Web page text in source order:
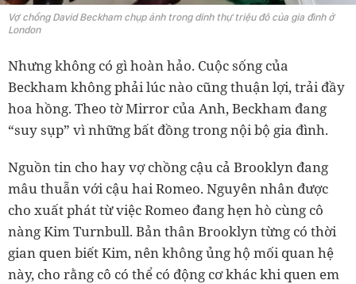
Vợ chồng David Beckham chụp ảnh trong dinh thự triệu đô của gia đình ở
London
Nhưng không có gì hoàn hảo. Cuộc sống của
Beckham không phải lúc nào cũng thuận lợi, trải đầy
hoa hồng. Theo tờ Mirror của Anh, Beckham đang
“suy sụp” vì những bất đồng trong nội bộ gia đình.
Nguồn tin cho hay vợ chồng cậu cả Brooklyn đang
mâu thuẫn với cậu hai Romeo. Nguyên nhân được
cho xuất phát từ việc Romeo đang hẹn hò cùng cô
nàng Kim Turnbull. Bản thân Brooklyn từng có thời
gian quen biết Kim, nên không ủng hộ mối quan hệ
này, cho rằng cô có thể có động cơ khác khi quen em